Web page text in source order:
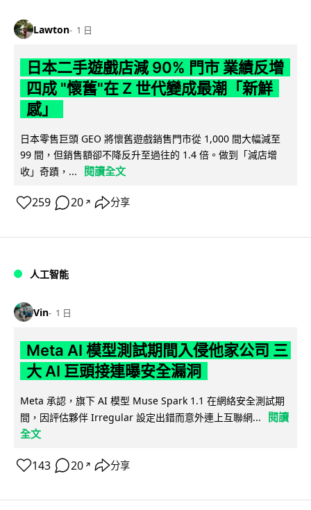
Lawton 1 日
日本二手遊戲店減 90% 門市 業績反增
四成 "懷舊"在 Z 世代變成最潮「新鮮
感」
日本零售巨頭 GEO 將懷舊遊戲銷售門市從 1,000 間大幅減至
99 間，但銷售額卻不降反升至過往的 1.4 倍。做到「減店增
收」奇蹟，...
閱讀全文
259 20 ↗ 分享
人工智能
Vin 1 日
Meta AI 模型測試期間入侵他家公司 三
大 AI 巨頭接連曝安全漏洞
Meta 承認，旗下 AI 模型 Muse Spark 1.1 在網絡安全測試期
間，因評估夥伴 Irregular 設定出錯而意外連上互聯網...
閱讀
全文
143 20 ↗ 分享